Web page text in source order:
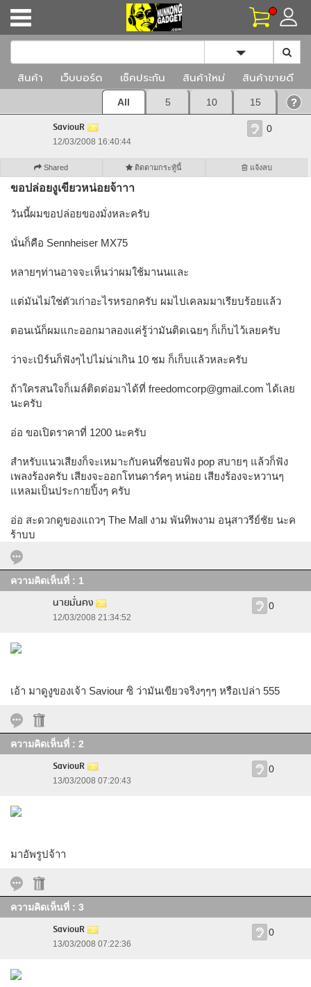
Toggle
สินค้า เว็บบอร์ด เช็คประกัน สินค้าใหม่ สินค้าขายดี
All 5 10 15
SaviouR
12/03/2008 16:40:44
0
Shared ติดตามกระทู้นี้ แจ้งลบ
ขอปล่อยงูเขียวหน่อยจ้าาา
วันนี้ผมขอปล่อยของมั่งหละครับ
นั่นก็คือ Sennheiser MX75
หลายๆท่านอาจจะเห็นว่าผมใช้มานนและ
แต่มันไม่ใช่ตัวเก่าอะไรหรอกครับ ผมไปเคลมมาเรียบร้อยแล้ว
ตอนเน้ก็ผมแกะออกมาลองแค่รู้ว่ามันติดเฉยๆ ก็เก็บไว้เลยครับ
ว่าจะเบิร์นก็ฟังๆไปไม่น่าเกิน 10 ชม ก็เก็บแล้วหละครับ
ถ้าใครสนใจก็เมล์ติดต่อมาได้ที่ freedomcorp@gmail.com ได้เลย
นะครับ
อ่อ ขอเปิดราคาที่ 1200 นะครับ
สำหรับแนวเสียงก็จะเหมาะกับคนที่ชอบฟัง pop สบายๆ แล้วก็ฟัง
เพลงร้องครับ เสียงจะออกโทนดาร์คๆ หน่อย เสียงร้องจะหวานๆ
แหลมเป็นประกายปิ้งๆ ครับ
อ่อ สะดวกดูของแถวๆ The Mall งาม พันทิพงาม อนุสาวรีย์ชัย นะค
ร้าบบ
ความคิดเห็นที่ : 1
นายมั่นคง
12/03/2008 21:34:52
0
เอ้า มาดูงูของเจ้า Saviour ซิ ว่ามันเขียวจริงๆๆๆ หรือเปล่า 555
ความคิดเห็นที่ : 2
SaviouR
13/03/2008 07:20:43
0
มาอัพรูปจ้าา
ความคิดเห็นที่ : 3
SaviouR
13/03/2008 07:22:36
0